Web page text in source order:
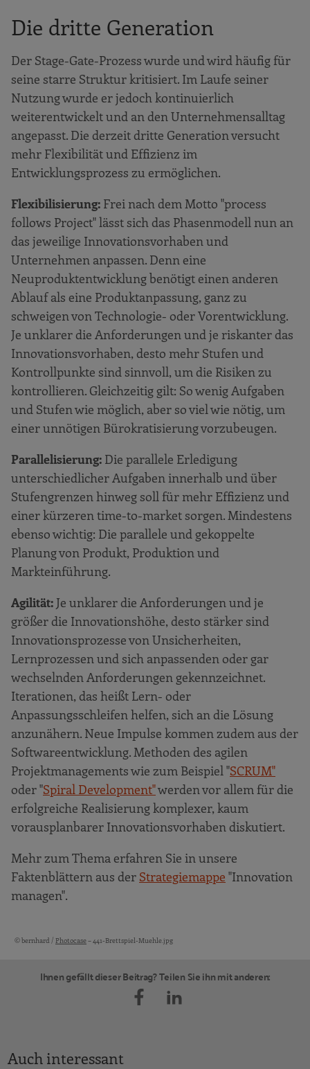
Die dritte Generation
Der Stage-Gate-Prozess wurde und wird häufig für
seine starre Struktur kritisiert. Im Laufe seiner
Nutzung wurde er jedoch kontinuierlich
weiterentwickelt und an den Unternehmensalltag
angepasst. Die derzeit dritte Generation versucht
mehr Flexibilität und Effizienz im
Entwicklungsprozess zu ermöglichen.
Flexibilisierung: Frei nach dem Motto "process
follows Project" lässt sich das Phasenmodell nun an
das jeweilige Innovationsvorhaben und
Unternehmen anpassen. Denn eine
Neuproduktentwicklung benötigt einen anderen
Ablauf als eine Produktanpassung, ganz zu
schweigen von Technologie- oder Vorentwicklung.
Je unklarer die Anforderungen und je riskanter das
Innovationsvorhaben, desto mehr Stufen und
Kontrollpunkte sind sinnvoll, um die Risiken zu
kontrollieren. Gleichzeitig gilt: So wenig Aufgaben
und Stufen wie möglich, aber so viel wie nötig, um
einer unnötigen Bürokratisierung vorzubeugen.
Parallelisierung: Die parallele Erledigung
unterschiedlicher Aufgaben innerhalb und über
Stufengrenzen hinweg soll für mehr Effizienz und
einer kürzeren time-to-market sorgen. Mindestens
ebenso wichtig: Die parallele und gekoppelte
Planung von Produkt, Produktion und
Markteinführung.
Agilität: Je unklarer die Anforderungen und je
größer die Innovationshöhe, desto stärker sind
Innovationsprozesse von Unsicherheiten,
Lernprozessen und sich anpassenden oder gar
wechselnden Anforderungen gekennzeichnet.
Iterationen, das heißt Lern- oder
Anpassungsschleifen helfen, sich an die Lösung
anzunähern. Neue Impulse kommen zudem aus der
Softwareentwicklung. Methoden des agilen
Projektmanagements wie zum Beispiel "SCRUM"
oder "Spiral Development"werden vor allem für die
erfolgreiche Realisierung komplexer, kaum
vorausplanbarer Innovationsvorhaben diskutiert.
Mehr zum Thema erfahren Sie in unsere
Faktenblättern aus der Strategiemappe "Innovation
managen".
Bildquellen und Copyright-Hinweise
© bernhard / Photocase– 441-Brettspiel-Muehle.jpg
Ihnen gefällt dieser Beitrag? Teilen Sie ihn mit anderen:
Auch interessant